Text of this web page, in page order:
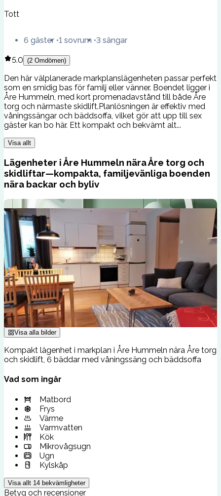
Tott
6 gäster 1 sovrum 3 sängar
5.0 (2 Omdömen)
Den här välplanerade markplanslägenheten passar perfekt
som en smidig bas för familj eller vänner. Boendet ligger i
Åre Hummeln, med kort promenadavstånd till både Åre
torg och närmaste skidlift.Planlösningen är effektiv med
våningssängar och bäddsoffa, vilket gör att upp till sex
gäster kan bo här. Ett kompakt och bekvämt alt...
Visa allt
Lägenheter i Åre Hummeln nära Åre torg och
skidliftar—kompakta, familjevänliga boenden
nära backar och byliv
Visa alla bilder
Kompakt lägenhet i markplan i Åre Hummeln nära Åre torg
och skidlift, 6 bäddar med våningssäng och bäddsoffa
Vad som ingår
Matbord
Frys
Värme
Varmvatten
Kök
Mikrovågsugn
Ugn
Kylskåp
Visa allt 14 bekvämligheter
Betyg och recensioner